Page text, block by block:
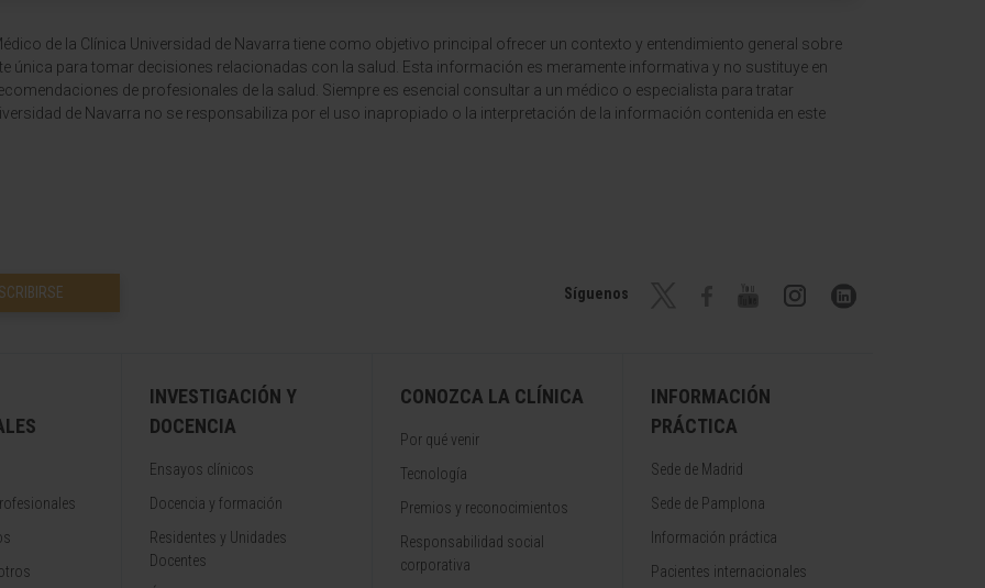
de la Clínica Universidad de Navarra tiene como objetivo principal ofrecer un contexto y entendimiento general sobre
única para tomar decisiones relacionadas con la salud. Esta información es meramente informativa y no sustituye en
de profesionales de la salud. Siempre es esencial consultar a un médico o especialista para tratar
de Navarra no se responsabiliza por el uso inapropiado o la interpretación de la información contenida en este
Síguenos
INVESTIGACIÓN Y
DOCENCIA
Ensayos clínicos
Docencia y formación
Residentes y Unidades
Docentes
CONOZCA LA CLÍNICA
Por qué venir
Tecnología
Premios y reconocimientos
Responsabilidad social
corporativa
INFORMACIÓN
PRÁCTICA
Sede de Madrid
Sede de Pamplona
Información práctica
Pacientes internacionales